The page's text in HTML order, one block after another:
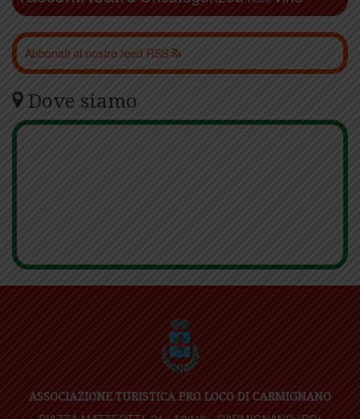
Abbonati al nostro feed RSS
Dove siamo
ASSOCIAZIONE TURISTICA PRO LOCO DI CARMIGNANO